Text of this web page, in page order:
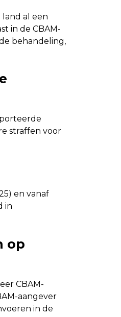
al een
in de CBAM-
behandeling,
straffen voor
en vanaf
in
op
CBAM-
aangever
in de